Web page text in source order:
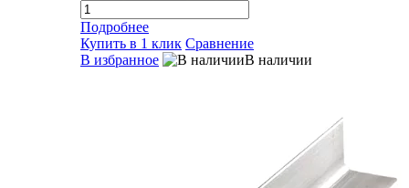
Подробнее
Купить в 1 клик Сравнение
В избранное
В наличии